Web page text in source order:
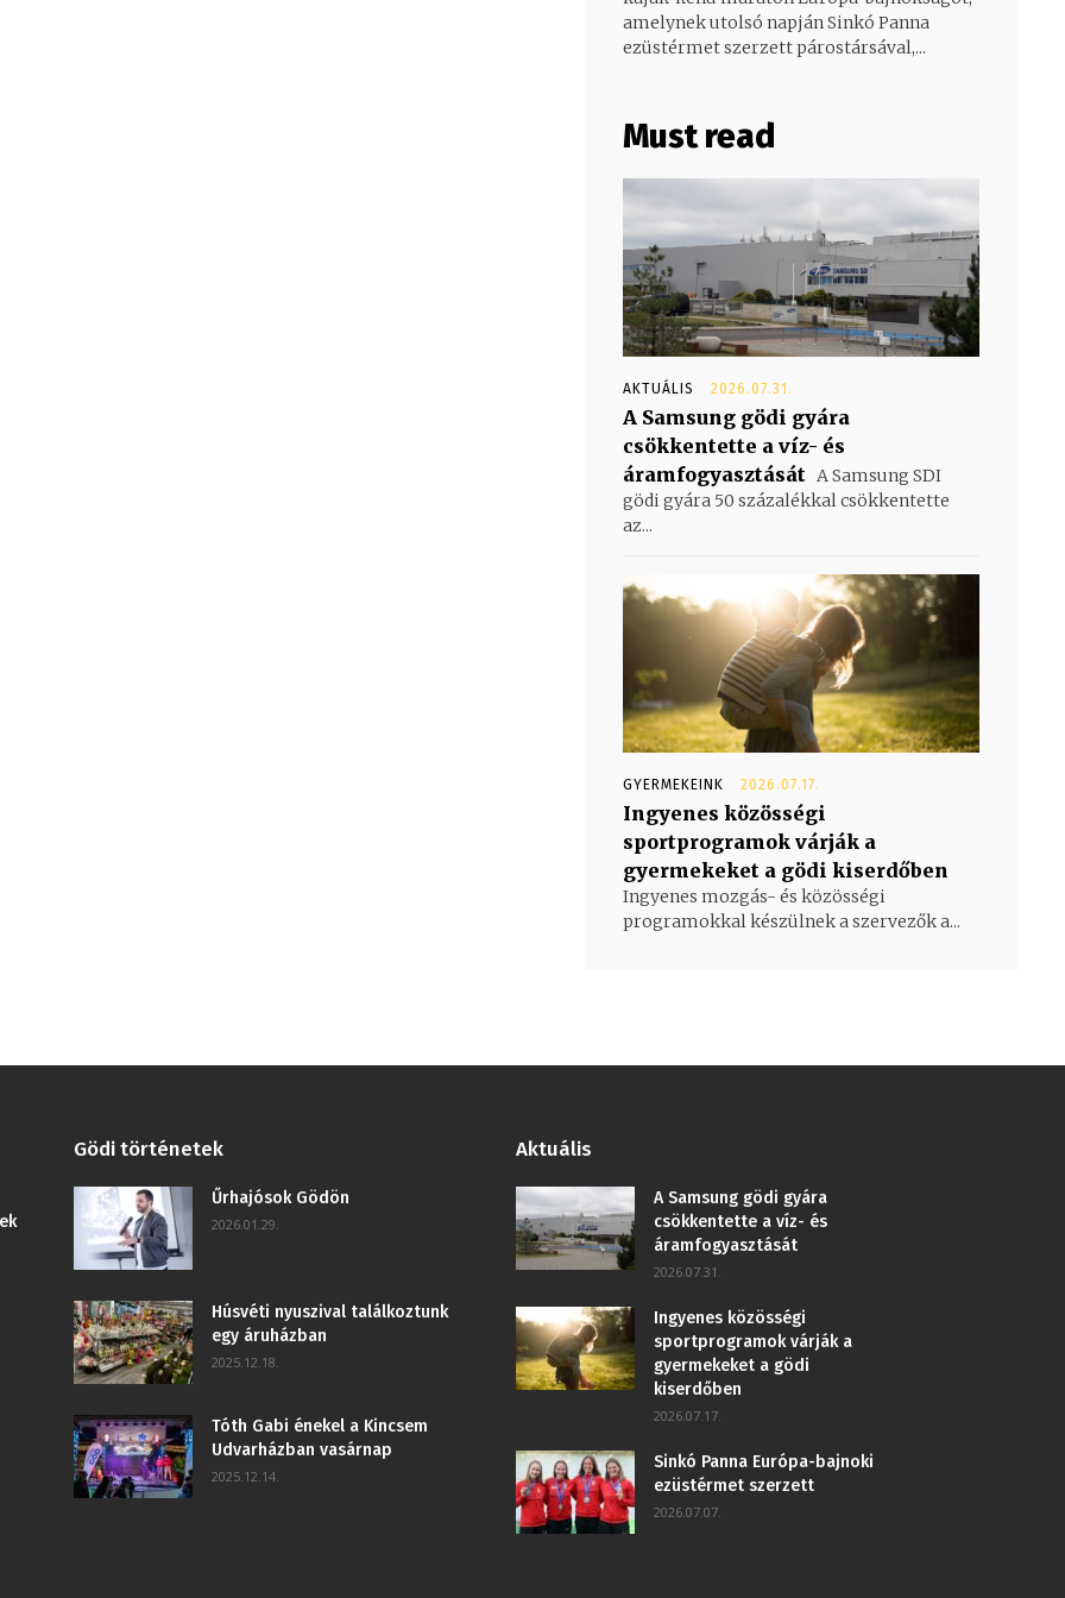
amelynek utolsó napján Sinkó Panna
ezüstérmet szerzett párostársával,...
Must read
AKTUÁLIS 2026.07.31.
A Samsung gödi gyára
csökkentette a víz- és
áramfogyasztását A Samsung SDI
gödi gyára 50 százalékkal csökkentette
az...
GYERMEKEINK 2026.07.17.
Ingyenes közösségi
sportprogramok várják a
gyermekeket a gödi kiserdőben
Ingyenes mozgás- és közösségi
programokkal készülnek a szervezők a...
Gödi történetek
Űrhajósok Gödön
2026.01.29.
Húsvéti nyuszival találkoztunk
egy áruházban
2025.12.18.
Tóth Gabi énekel a Kincsem
Udvarházban vasárnap
2025.12.14.
Aktuális
A Samsung gödi gyára
csökkentette a víz- és
áramfogyasztását
2026.07.31.
Ingyenes közösségi
sportprogramok várják a
gyermekeket a gödi
kiserdőben
2026.07.17.
Sinkó Panna Európa-bajnoki
ezüstérmet szerzett
2026.07.07.